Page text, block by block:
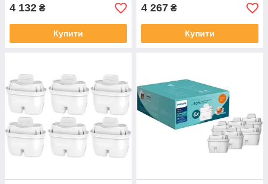
4 132 ₴
Купити
4 267 ₴
Купити